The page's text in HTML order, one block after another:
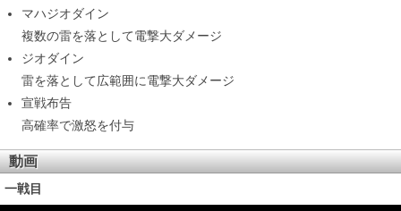
マハジオダイン
複数の雷を落として電撃大ダメージ
ジオダイン
雷を落として広範囲に電撃大ダメージ
宣戦布告
高確率で激怒を付与
動画
一戦目